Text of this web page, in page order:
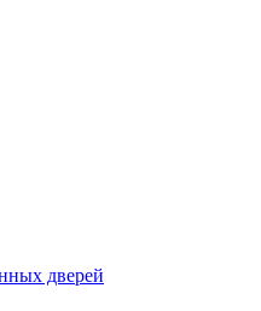
дверей